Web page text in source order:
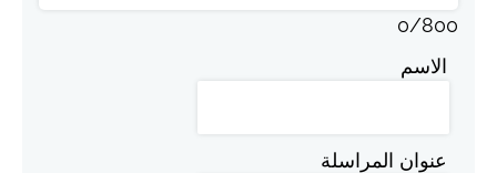
0/800
الاسم
عنوان المراسلة